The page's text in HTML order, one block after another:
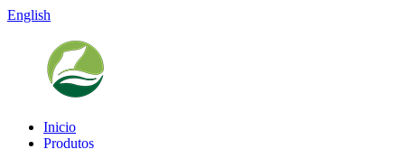
English
Inicio
Produtos